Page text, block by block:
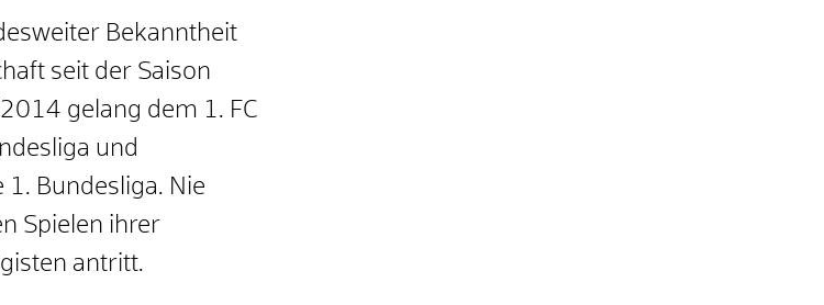
Bekanntheit
seit der Saison
gelang dem 1. FC
und
Bundesliga. Nie
Spielen ihrer
antritt.